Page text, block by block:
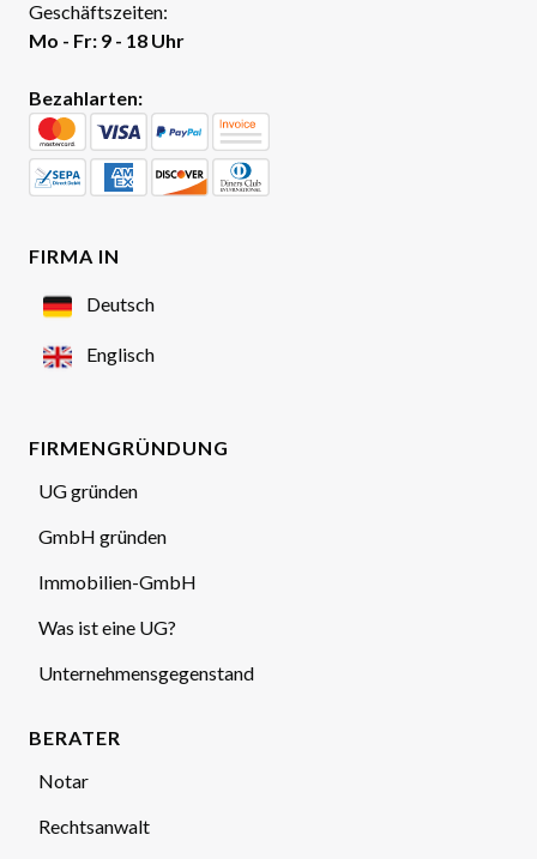
Geschäftszeiten:
Mo - Fr: 9 - 18 Uhr
Bezahlarten:
FIRMA IN
Deutsch
Englisch
FIRMENGRÜNDUNG
UG gründen
GmbH gründen
Immobilien-GmbH
Was ist eine UG?
Unternehmensgegenstand
BERATER
Notar
Rechtsanwalt